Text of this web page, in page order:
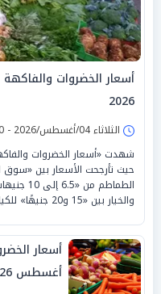
2026
الثلاثاء 04/أغسطس/2026 - 08:00 ص
شهدت «أسعار الخضروات
حيث تأرجحت الأسعار بين «سوق
والخيار بين «15 و20 جنيهًا» للكيلو.
أغسطس 2026